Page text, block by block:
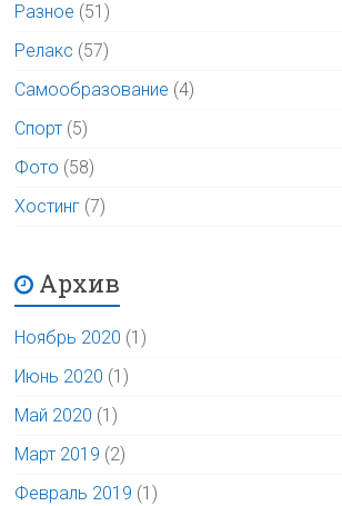
Разное (51)
Релакс (57)
Самообразование (4)
Спорт (5)
Фото (58)
Хостинг (7)
Архив
Ноябрь 2020 (1)
Июнь 2020 (1)
Май 2020 (1)
Март 2019 (2)
Февраль 2019 (1)